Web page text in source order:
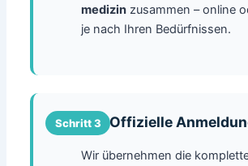
medizinzusammen – online
je nach Ihren Bedürfnissen.
.......Offizielle
Wir übernehmen die